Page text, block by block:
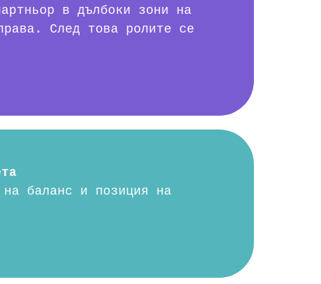
в дълбоки зони на
След това ролите се
баланс и позиция на